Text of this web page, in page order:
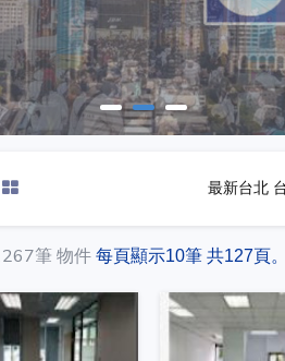
最新台北
筆 物件 每頁顯示10筆 共127頁。